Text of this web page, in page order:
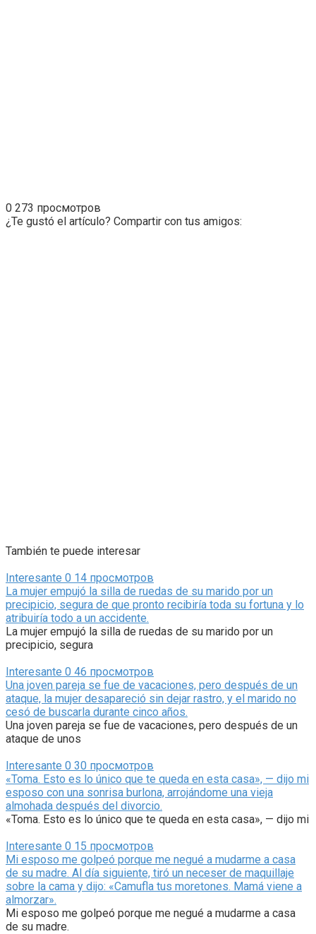
0 273 просмотров
¿Te gustó el artículo? Compartir con tus amigos:
También te puede interesar
Interesante 0 14 просмотров
La mujer empujó la silla de ruedas de su marido por un
precipicio, segura de que pronto recibiría toda su fortuna y lo
atribuiría todo a un accidente.
La mujer empujó la silla de ruedas de su marido por un
precipicio, segura
Interesante 0 46 просмотров
Una joven pareja se fue de vacaciones, pero después de un
ataque, la mujer desapareció sin dejar rastro, y el marido no
cesó de buscarla durante cinco años.
Una joven pareja se fue de vacaciones, pero después de un
ataque de unos
Interesante 0 30 просмотров
«Toma. Esto es lo único que te queda en esta casa», — dijo mi
esposo con una sonrisa burlona, arrojándome una vieja
almohada después del divorcio.
«Toma. Esto es lo único que te queda en esta casa», — dijo mi
Interesante 0 15 просмотров
Mi esposo me golpeó porque me negué a mudarme a casa
de su madre. Al día siguiente, tiró un neceser de maquillaje
sobre la cama y dijo: «Camufla tus moretones. Mamá viene a
almorzar».
Mi esposo me golpeó porque me negué a mudarme a casa
de su madre.